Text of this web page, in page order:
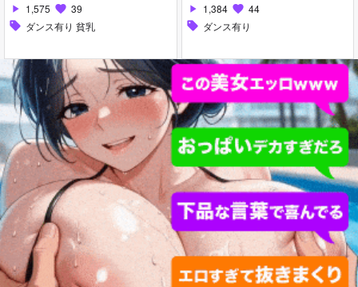
play_arrow 1,575 favorite 39
sell ダンス有り 貧乳
play_arrow 1,384 favorite 44
sell ダンス有り